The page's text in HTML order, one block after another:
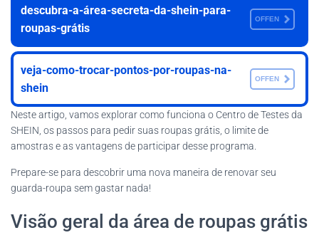
descubra-a-área-secreta-da-shein-para-
roupas-grátis
OFFEN
veja-como-trocar-pontos-por-roupas-na-
shein
OFFEN
Neste artigo, vamos explorar como funciona o Centro de Testes da
SHEIN, os passos para pedir suas roupas grátis, o limite de
amostras e as vantagens de participar desse programa.
Prepare-se para descobrir uma nova maneira de renovar seu
guarda-roupa sem gastar nada!
Visão geral da área de roupas grátis